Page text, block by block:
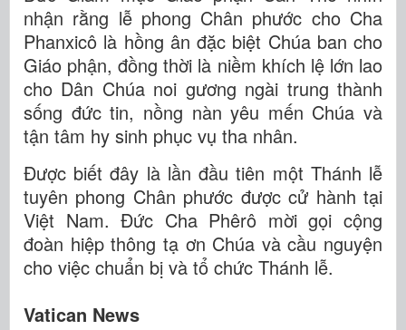
nhận rằng lễ phong Chân phước cho Cha
Phanxicô là hồng ân đặc biệt Chúa ban cho
Giáo phận, đồng thời là niềm khích lệ lớn lao
cho Dân Chúa noi gương ngài trung thành
sống đức tin, nồng nàn yêu mến Chúa và
tận tâm hy sinh phục vụ tha nhân.
Được biết đây là lần đầu tiên một Thánh lễ
tuyên phong Chân phước được cử hành tại
Việt Nam. Đức Cha Phêrô mời gọi cộng
đoàn hiệp thông tạ ơn Chúa và cầu nguyện
cho việc chuẩn bị và tổ chức Thánh lễ.
Vatican News